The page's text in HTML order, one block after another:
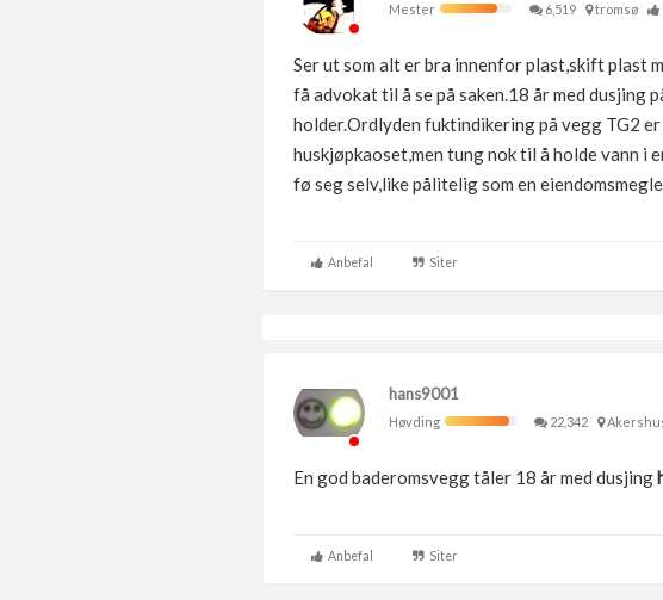
Mester
6,519 tromsø
Ser ut som alt er bra innenfor plast,skift plast
få advokat til å se på saken.18 år med dusjing
holder.Ordlyden fuktindikering på vegg TG2
huskjøpkaoset,men tung nok til å holde vann i
fø seg selv,like pålitelig som en
Anbefal Siter
hans9001
Høvding
22,342
En god baderomsvegg tåler 18 år med dusjing
Anbefal Siter